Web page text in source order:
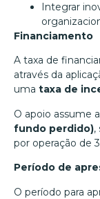
Integrar
Financiamento
A taxa de
através da
uma taxa de
O apoio assume
fundo perdido),
por operação de
Período de
O período para